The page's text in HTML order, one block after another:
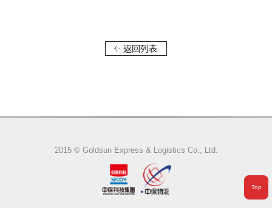
Top
返回列表
2015 © Goldsun Express & Logistics Co., Ltd.